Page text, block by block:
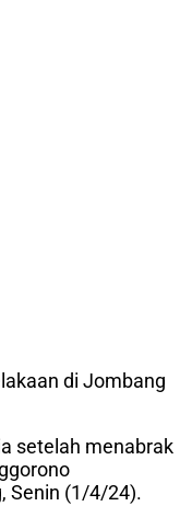
di Jombang
setelah menabrak
Senin (1/4/24).